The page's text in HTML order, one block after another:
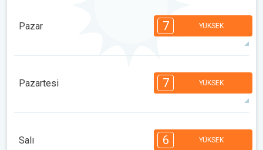
14:00
3
14 h 05:17 19:59 29°maks
Pazar 7 YÜKSEK
1
14:00
4 3
14 h 05:19 19:58 30°maks
Pazartesi 7 YÜKSEK
1
14:00
4 3
Salı 6 YÜKSEK